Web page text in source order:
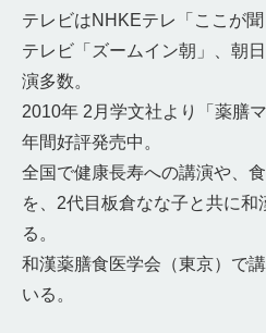
テレビはNHKEテレ「ここが
テレビ「ズームイン朝」、朝
演多数。
2010年 2月学文社より「薬膳
年間好評発売中。
全国で健康長寿への講演や、
を、2代目板倉なな子と共に和
る。
和漢薬膳食医学会（東京）で
いる。